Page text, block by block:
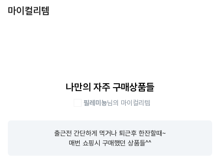
마이컬리템
나만의 자주 구매상품들
필레미뇽님의 마이컬리템
출근전 간단하게 먹거나 퇴근후 한잔할때~
매번 쇼핑시 구매했던 상품들^^